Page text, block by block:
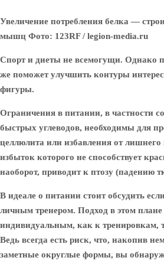
Увеличение потребления белка —
мышц Фото: 123RF / legion-media.ru
Спорт и диеты не всемогущи. Однако
же поможет улучшить контуры
фигуры.
Ограничения в питании, в частности
быстрых углеводов, необходимы для
целлюлита или избавления от
избыток которого не способствует
наоборот, приводит к птозу (падению
В идеале о питании стоит обсудить
личным тренером. Подход в этом
индивидуальным, как к тренировкам,
Ведь всегда есть риск, что, накопив
заметные округлые формы, вы